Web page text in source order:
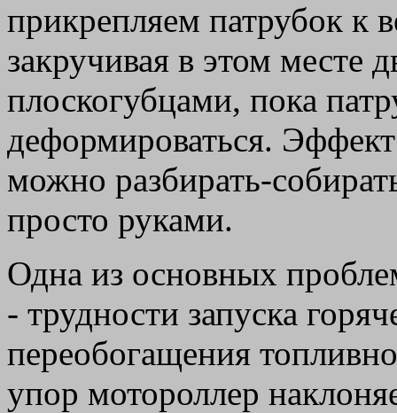
прикрепляем патрубок к
закручивая в этом месте
плоскогубцами, пока
деформироваться.
можно разбирать-
просто руками.
Одна из основных
- трудности запуска
переобогащения
упор мотороллер